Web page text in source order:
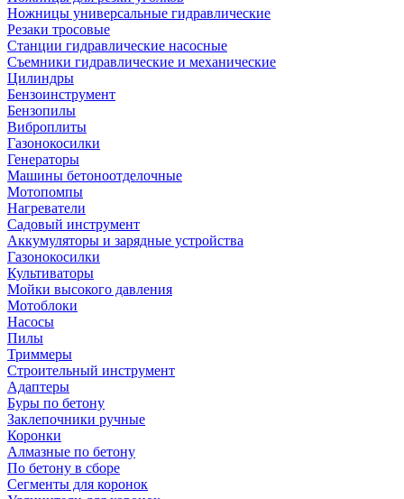
Ножницы универсальные гидравлические
Резаки тросовые
Станции гидравлические насосные
Съемники гидравлические и механические
Цилиндры
Бензоинструмент
Бензопилы
Виброплиты
Газонокосилки
Генераторы
Машины бетоноотделочные
Мотопомпы
Нагреватели
Садовый инструмент
Аккумуляторы и зарядные устройства
Газонокосилки
Культиваторы
Мойки высокого давления
Мотоблоки
Насосы
Пилы
Триммеры
Строительный инструмент
Адаптеры
Буры по бетону
Заклепочники ручные
Коронки
Алмазные по бетону
По бетону в сборе
Сегменты для коронок